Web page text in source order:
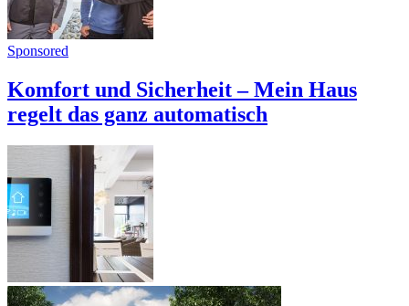
Sponsored
Komfort und Sicherheit – Mein Haus
regelt das ganz automatisch